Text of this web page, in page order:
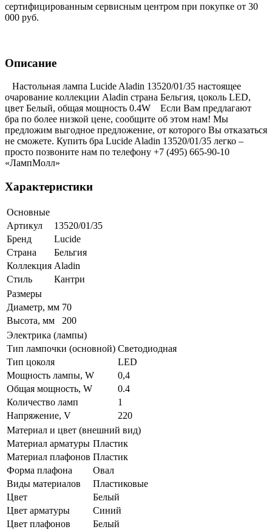
сертифицированным сервисным центром при покупке от 30
000 руб.
Описание
Настольная лампа Lucide Aladin 13520/01/35 настоящее
очарование коллекции Aladin страна Бельгия, цоколь LED,
цвет Белый, общая мощность 0.4W Если Вам предлагают
бра по более низкой цене, сообщите об этом нам! Мы
предложим выгодное предложение, от которого Вы отказаться
не сможете. Купить бра Lucide Aladin 13520/01/35 легко –
просто позвоните нам по телефону +7 (495) 665-90-10
«ЛампМолл»
Характеристики
Основные
Артикул
13520/01/35
Бренд
Lucide
Страна
Бельгия
Коллекция Aladin
Стиль
Кантри
Размеры
Диаметр, мм 70
Высота, мм
200
Электрика (лампы)
Тип лампочки (основной) Светодиодная
Тип цоколя
LED
Мощность лампы, W
0,4
Общая мощность, W
0.4
Количество ламп
1
Напряжение, V
220
Материал и цвет (внешний вид)
Материал арматуры Пластик
Материал плафонов Пластик
Форма плафона
Овал
Виды материалов
Пластиковые
Цвет
Белый
Цвет арматуры
Синий
Цвет плафонов
Белый